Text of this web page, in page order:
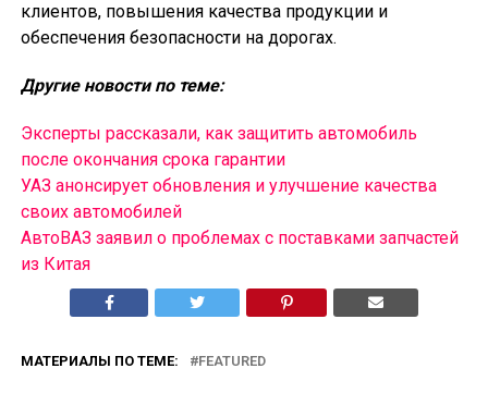
клиентов, повышения качества продукции и
обеспечения безопасности на дорогах.
Другие новости по теме:
Эксперты рассказали, как защитить автомобиль
после окончания срока гарантии
УАЗ анонсирует обновления и улучшение качества
своих автомобилей
АвтоВАЗ заявил о проблемах с поставками запчастей
из Китая
МАТЕРИАЛЫ ПО ТЕМЕ: FEATURED